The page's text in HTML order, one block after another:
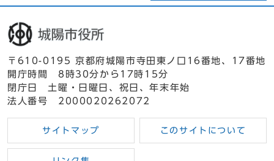
〒610-0195 京都府城陽市寺田東ノ口16番地、17番地
開庁時間 8時30分から17時15分
閉庁日 土曜・日曜日、祝日、年末年始
法人番号 2000020262072
サイトマップ このサイトについて